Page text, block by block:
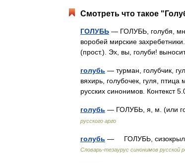
Смотреть что такое
ГОЛУБЬ — ГОЛУБЬ, голубя,
воробей мирские
(прост.). Эх, вы, голуби!
голубь — турман, голубчик,
вяхирь, голубочек, гуля,
русских синонимов.
голубь — ГОЛУБЬ, я, м. (или
русского арго
голубь — ГОЛУБЬ,
Словарь-тезаурус синонимов русской